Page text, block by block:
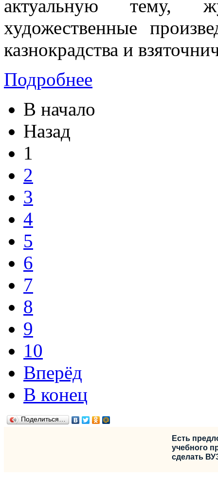
актуальную тему,
художественные
казнокрадства и
Подробнее
В начало
Назад
1
2
3
4
5
6
7
8
9
10
Вперёд
В конец
Поделиться…
Есть
учебного
сделать